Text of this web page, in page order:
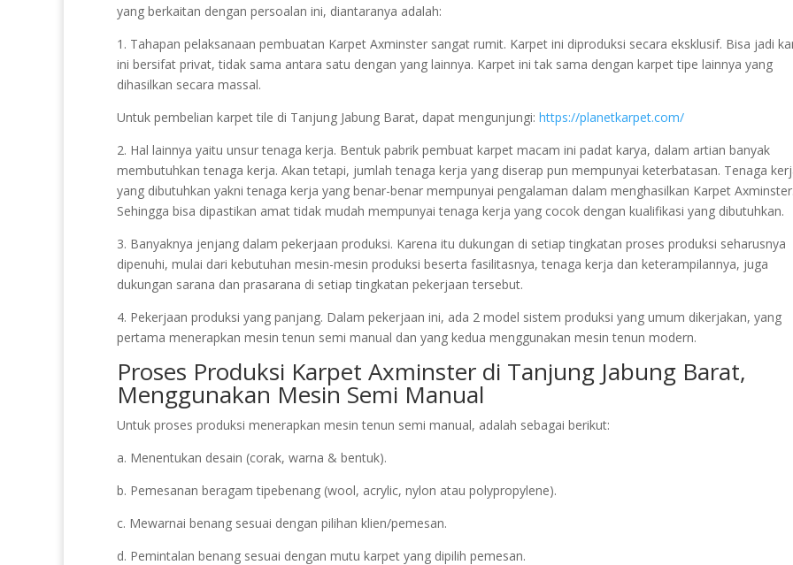
yang berkaitan dengan persoalan ini, diantaranya adalah:
1. Tahapan pelaksanaan pembuatan Karpet Axminster sangat rumit. Karpet ini diproduksi secara eksklusif. Bisa jadi
ini bersifat privat, tidak sama antara satu dengan yang lainnya. Karpet ini tak sama dengan karpet tipe lainnya yang
dihasilkan secara massal.
Untuk pembelian karpet tile di Tanjung Jabung Barat, dapat mengunjungi: https://planetkarpet.com/
2. Hal lainnya yaitu unsur tenaga kerja. Bentuk pabrik pembuat karpet macam ini padat karya, dalam artian banyak
membutuhkan tenaga kerja. Akan tetapi, jumlah tenaga kerja yang diserap pun mempunyai keterbatasan. Tenaga
yang dibutuhkan yakni tenaga kerja yang benar-benar mempunyai pengalaman dalam menghasilkan Karpet
Sehingga bisa dipastikan amat tidak mudah mempunyai tenaga kerja yang cocok dengan kualifikasi yang dibutuhkan.
3. Banyaknya jenjang dalam pekerjaan produksi. Karena itu dukungan di setiap tingkatan proses produksi seharusnya
dipenuhi, mulai dari kebutuhan mesin-mesin produksi beserta fasilitasnya, tenaga kerja dan keterampilannya, juga
dukungan sarana dan prasarana di setiap tingkatan pekerjaan tersebut.
4. Pekerjaan produksi yang panjang. Dalam pekerjaan ini, ada 2 model sistem produksi yang umum dikerjakan, yang
pertama menerapkan mesin tenun semi manual dan yang kedua menggunakan mesin tenun modern.
Proses Produksi Karpet Axminster di Tanjung Jabung Barat,
Menggunakan Mesin Semi Manual
Untuk proses produksi menerapkan mesin tenun semi manual, adalah sebagai berikut:
a. Menentukan desain (corak, warna & bentuk).
b. Pemesanan beragam tipebenang (wool, acrylic, nylon atau polypropylene).
c. Mewarnai benang sesuai dengan pilihan klien/pemesan.
d. Pemintalan benang sesuai dengan mutu karpet yang dipilih pemesan.